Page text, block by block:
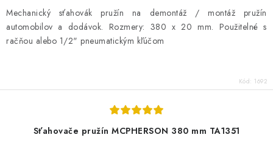
Mechanický sťahovák pružín na demontáž / montáž pružín
automobilov a dodávok. Rozmery: 380 x 20 mm. Použitelné s
račňou alebo 1/2" pneumatickým kľúčom
Kód: 1692
Sťahovače pružín MCPHERSON 380 mm TA1351